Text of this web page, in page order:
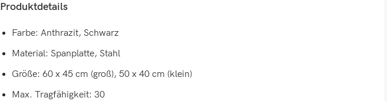
Produktdetails
Farbe: Anthrazit, Schwarz
Material: Spanplatte, Stahl
Größe: 60 x 45 cm (groß), 50 x 40 cm (klein)
Max. Tragfähigkeit: 30